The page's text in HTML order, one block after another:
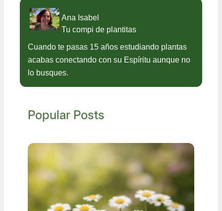
Ana Isabel
Tu compi de plantitas
Cuando te pasas 15 años estudiando plantas
acabas conectando con su Espíritu aunque no
lo busques.
Popular Posts